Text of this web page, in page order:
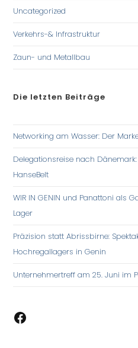
Uncategorized
Verkehrs-& Infrastruktur
Zaun- und Metallbau
Die letzten Beiträge
Networking am Wasser: Der
Delegationsreise nach
HanseBelt
WIR IN GENIN und Panattoni als
Lager
Präzision statt Abrissbirne:
Hochregallagers in Genin
Unternehmertreff am 25. Juni im